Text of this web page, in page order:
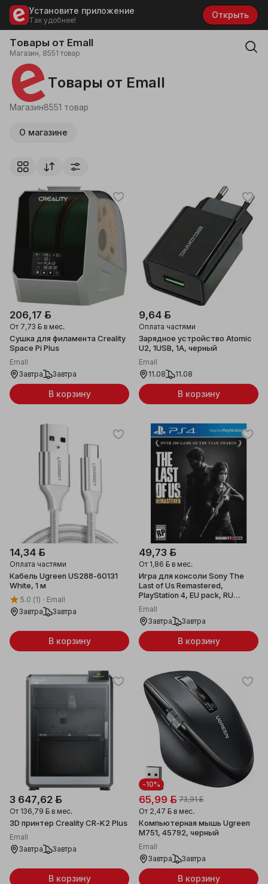
Установите приложение
Так удобнее!
Открыть
Товары от Emall
Магазин, 8551 товар
Товары от Emall
Магазин8551 товар
О магазине
206,17 ƃ
От 7,73 ƃ в мес.
Сушка для филамента Creality
Space Pi Plus
Emall
Завтра
Завтра
В корзину
9,64 ƃ
Оплата частями
Зарядное устройство Atomic
U2, 1USB, 1A, черный
Emall
11.08
11.08
В корзину
14,34 ƃ
Оплата частями
Кабель Ugreen US288-60131
White, 1 м
5.0 (1)
Emall
Завтра
Завтра
В корзину
49,73 ƃ
От 1,86 ƃ в мес.
Игра для консоли Sony The
Last of Us Remastered,
PlayStation 4, EU pack, RU
version
Emall
Завтра
Завтра
В корзину
3 647,62 ƃ
От 136,79 ƃ в мес.
3D принтер Creality CR-K2 Plus
Emall
Завтра
Завтра
В корзину
-10%
65,99 ƃ 73,91 ƃ
От 2,47 ƃ в мес.
Компьютерная мышь Ugreen
M751, 45792, черный
Emall
Завтра
Завтра
В корзину